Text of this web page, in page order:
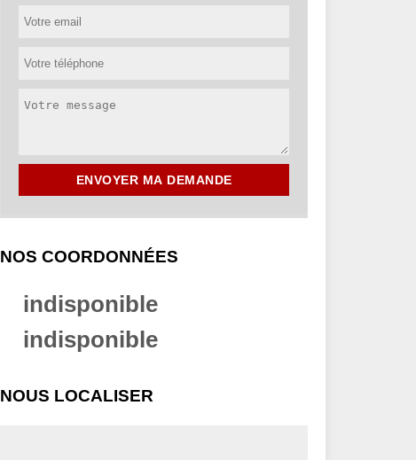
NOS COORDONNÉES
indisponible
indisponible
NOUS LOCALISER